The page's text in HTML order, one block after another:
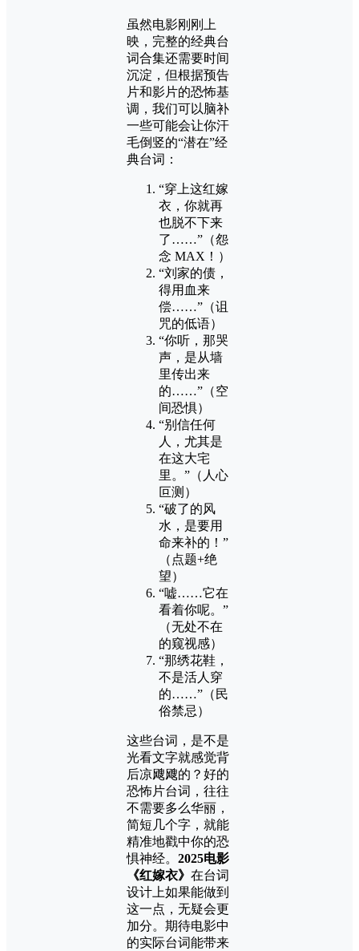
虽然电影刚刚上
映，完整的经典台
词合集还需要时间
沉淀，但根据预告
片和影片的恐怖基
调，我们可以脑补
一些可能会让你汗
毛倒竖的“潜在”经
典台词：
“穿上这红嫁
衣，你就再
也脱不下来
了……”（怨
念 MAX！）
“刘家的债，
得用血来
偿……”（诅
咒的低语）
“你听，那哭
声，是从墙
里传出来
的……”（空
间恐惧）
“别信任何
人，尤其是
在这大宅
里。”（人心
叵测）
“破了的风
水，是要用
命来补的！”
（点题+绝
望）
“嘘……它在
看着你呢。”
（无处不在
的窥视感）
“那绣花鞋，
不是活人穿
的……”（民
俗禁忌）
这些台词，是不是
光看文字就感觉背
后凉飕飕的？好的
恐怖片台词，往往
不需要多么华丽，
简短几个字，就能
精准地戳中你的恐
惧神经。 2025电影
《红嫁衣》 在台词
设计上如果能做到
这一点，无疑会更
加分。期待电影中
的实际台词能带来